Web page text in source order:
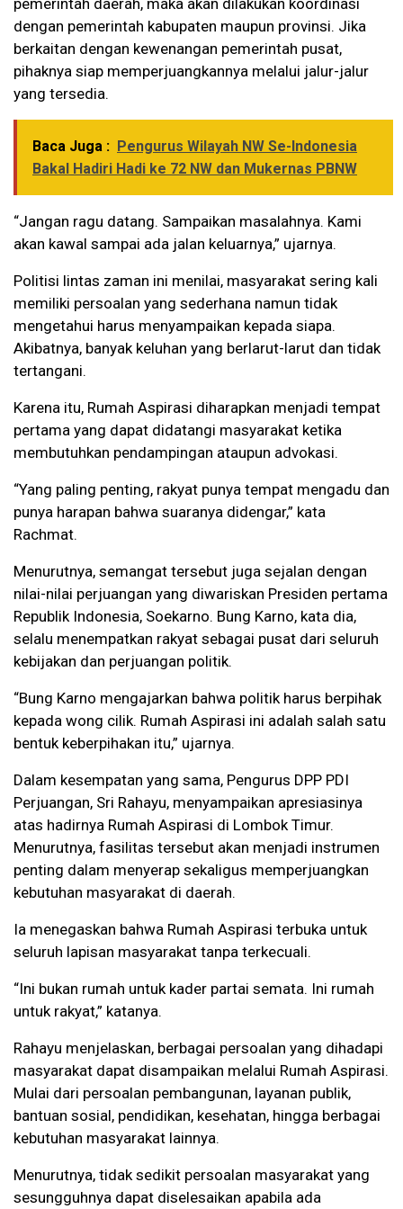
dengan pemerintah kabupaten maupun provinsi. Jika
berkaitan dengan kewenangan pemerintah pusat,
pihaknya siap memperjuangkannya melalui jalur-jalur
yang tersedia.
Baca Juga : Pengurus Wilayah NW Se-Indonesia
Bakal Hadiri Hadi ke 72 NW dan Mukernas PBNW
“Jangan ragu datang. Sampaikan masalahnya. Kami
akan kawal sampai ada jalan keluarnya,” ujarnya.
Politisi lintas zaman ini menilai, masyarakat sering kali
memiliki persoalan yang sederhana namun tidak
mengetahui harus menyampaikan kepada siapa.
Akibatnya, banyak keluhan yang berlarut-larut dan tidak
tertangani.
Karena itu, Rumah Aspirasi diharapkan menjadi tempat
pertama yang dapat didatangi masyarakat ketika
membutuhkan pendampingan ataupun advokasi.
“Yang paling penting, rakyat punya tempat mengadu dan
punya harapan bahwa suaranya didengar,” kata
Rachmat.
Menurutnya, semangat tersebut juga sejalan dengan
nilai-nilai perjuangan yang diwariskan Presiden pertama
Republik Indonesia, Soekarno. Bung Karno, kata dia,
selalu menempatkan rakyat sebagai pusat dari seluruh
kebijakan dan perjuangan politik.
“Bung Karno mengajarkan bahwa politik harus berpihak
kepada wong cilik. Rumah Aspirasi ini adalah salah satu
bentuk keberpihakan itu,” ujarnya.
Dalam kesempatan yang sama, Pengurus DPP PDI
Perjuangan, Sri Rahayu, menyampaikan apresiasinya
atas hadirnya Rumah Aspirasi di Lombok Timur.
Menurutnya, fasilitas tersebut akan menjadi instrumen
penting dalam menyerap sekaligus memperjuangkan
kebutuhan masyarakat di daerah.
Ia menegaskan bahwa Rumah Aspirasi terbuka untuk
seluruh lapisan masyarakat tanpa terkecuali.
“Ini bukan rumah untuk kader partai semata. Ini rumah
untuk rakyat,” katanya.
Rahayu menjelaskan, berbagai persoalan yang dihadapi
masyarakat dapat disampaikan melalui Rumah Aspirasi.
Mulai dari persoalan pembangunan, layanan publik,
bantuan sosial, pendidikan, kesehatan, hingga berbagai
kebutuhan masyarakat lainnya.
Menurutnya, tidak sedikit persoalan masyarakat yang
sesungguhnya dapat diselesaikan apabila ada